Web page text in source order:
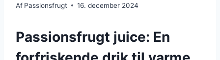
Af Passionsfrugt 16. december 2024
Passionsfrugt juice: En